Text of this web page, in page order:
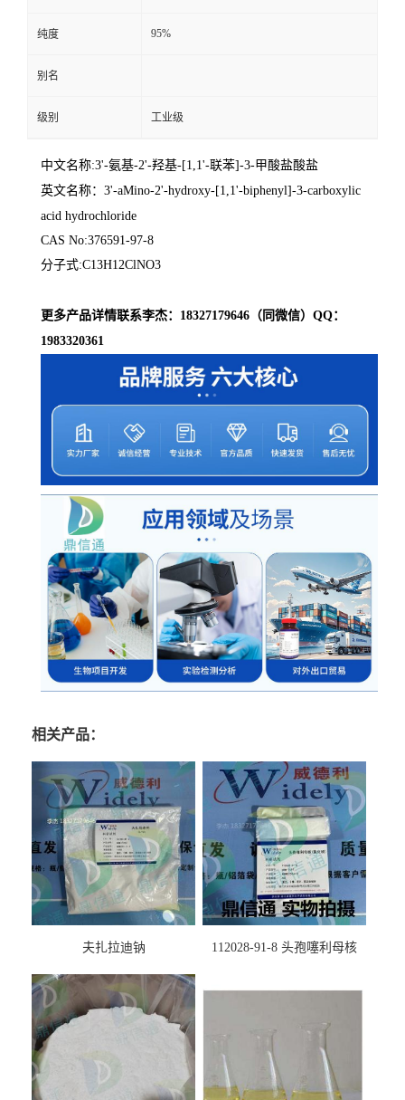
纯度 95%
别名
级别 工业级
中文名称:3'-氨基-2'-羟基-[1,1'-联苯]-3-甲酸盐酸盐
英文名称： 3'-aMino-2'-hydroxy-[1,1'-biphenyl]-3-carboxylic
acid hydrochloride
CAS No:376591-97-8
分子式:C13H12ClNO3
更多产品详情联系李杰：18327179646（同微信）QQ：
1983320361
相关产品：
夫扎拉迪钠
112028-91-8 头孢噻利母核